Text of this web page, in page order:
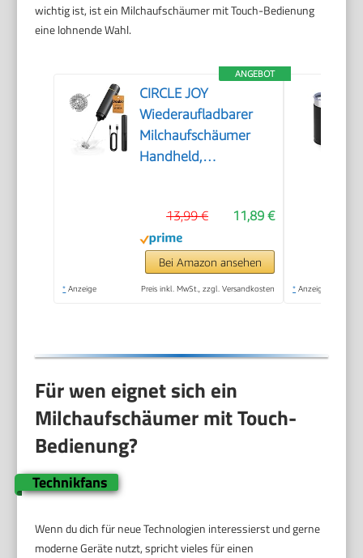
wichtig ist, ist ein Milchaufschäumer mit Touch-Bedienung
eine lohnende Wahl.
ANGEBOT
CIRCLE JOY
Wiederaufladbarer
Milchaufschäumer
Handheld,
Tragbarer
Handaufschäumer,
Zauberstab,
Getränkemixer für
11,89 €
13,99 €
Bei Amazon ansehen
* Anzeige Preis inkl. MwSt., zzgl. Versandkosten * Anzeige
Für wen eignet sich ein
Milchaufschäumer mit Touch-
Bedienung?
Technikfans
Wenn du dich für neue Technologien interessierst und gerne
moderne Geräte nutzt, spricht vieles für einen